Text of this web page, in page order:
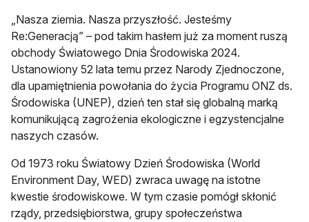
„Nasza ziemia. Nasza przyszłość. Jesteśmy
Re:Generacją” – pod takim hasłem już za moment ruszą
obchody Światowego Dnia Środowiska 2024.
Ustanowiony 52 lata temu przez Narody Zjednoczone,
dla upamiętnienia powołania do życia Programu ONZ ds.
Środowiska (UNEP), dzień ten stał się globalną marką
komunikującą zagrożenia ekologiczne i egzystencjalne
naszych czasów.
Od 1973 roku Światowy Dzień Środowiska (World
Environment Day, WED) zwraca uwagę na istotne
kwestie środowiskowe. W tym czasie pomógł skłonić
rządy, przedsiębiorstwa, grupy społeczeństwa